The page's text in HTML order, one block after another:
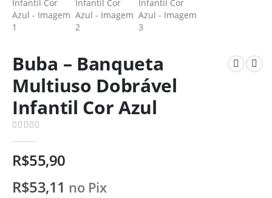
Buba – Banqueta
Multiuso Dobrável
Infantil Cor Azul
R$55,90
R$53,11 no Pix